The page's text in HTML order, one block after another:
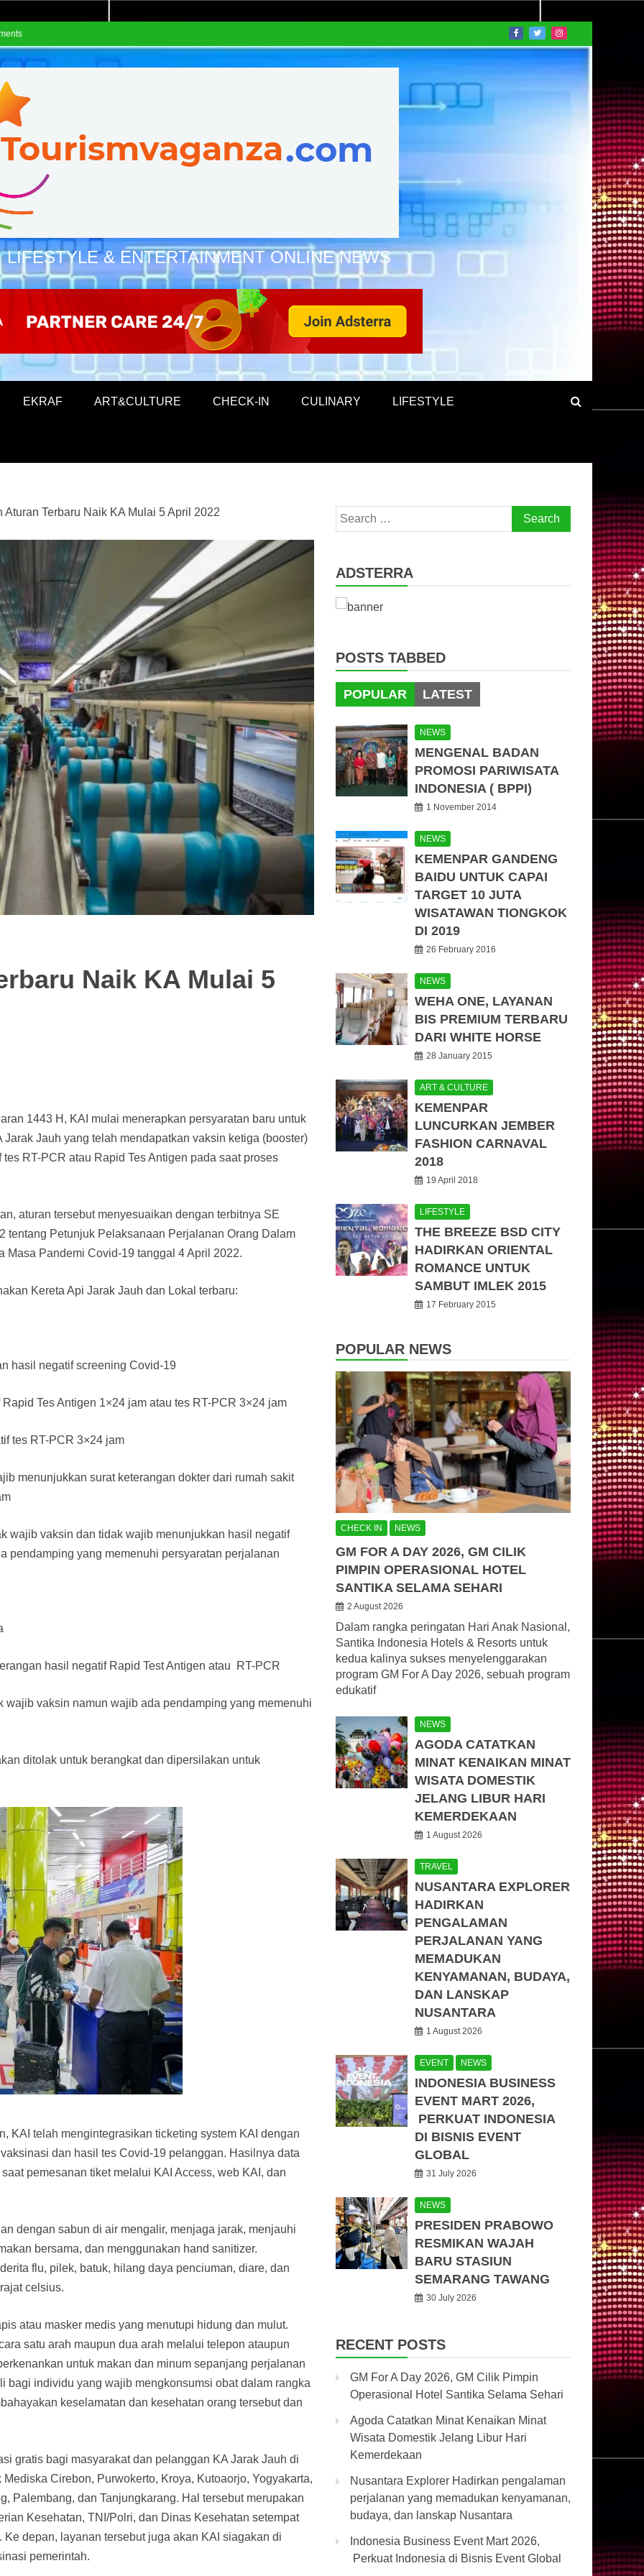
LIFESTYLE & ENTERTAINMENT ONLINE NEWS
EKRAF ART&CULTURE CHECK-IN CULINARY LIFESTYLE
Aturan Terbaru Naik KA Mulai 5 April 2022
Naik KA Mulai 5
1443 H, KAI mulai menerapkan persyaratan baru untuk
Jauh yang telah mendapatkan vaksin ketiga (booster)
RT-PCR atau Rapid Tes Antigen pada saat proses
aturan tersebut menyesuaikan dengan terbitnya SE
tentang Petunjuk Pelaksanaan Perjalanan Orang Dalam
Pandemi Covid-19 tanggal 4 April 2022.
Kereta Api Jarak Jauh dan Lokal terbaru:
hasil negatif screening Covid-19
Tes Antigen 1×24 jam atau tes RT-PCR 3×24 jam
tes RT-PCR 3×24 jam
menunjukkan surat keterangan dokter dari rumah sakit
wajib vaksin dan tidak wajib menunjukkan hasil negatif
pendamping yang memenuhi persyaratan perjalanan
hasil negatif Rapid Test Antigen atau RT-PCR
vaksin namun wajib ada pendamping yang memenuhi
ditolak untuk berangkat dan dipersilakan untuk
KAI telah mengintegrasikan ticketing system KAI dengan
dan hasil tes Covid-19 pelanggan. Hasilnya data
pemesanan tiket melalui KAI Access, web KAI, dan
dengan sabun di air mengalir, menjaga jarak, menjauhi
bersama, dan menggunakan hand sanitizer.
flu, pilek, batuk, hilang daya penciuman, diare, dan
celsius.
atau masker medis yang menutupi hidung dan mulut.
satu arah maupun dua arah melalui telepon ataupun
untuk makan dan minum sepanjang perjalanan
bagi individu yang wajib mengkonsumsi obat dalam rangka
keselamatan dan kesehatan orang tersebut dan
gratis bagi masyarakat dan pelanggan KA Jarak Jauh di
Cirebon, Purwokerto, Kroya, Kutoaorjo, Yogyakarta,
Palembang, dan Tanjungkarang. Hal tersebut merupakan
Kesehatan, TNI/Polri, dan Dinas Kesehatan setempat
depan, layanan tersebut juga akan KAI siagakan di
pemerintah.
Search
for:
ADSTERRA
POSTS TABBED
POPULAR LATEST
NEWS
MENGENAL BADAN
PROMOSI PARIWISATA
INDONESIA ( BPPI)
1 November 2014
NEWS
KEMENPAR GANDENG
BAIDU UNTUK CAPAI
TARGET 10 JUTA
WISATAWAN TIONGKOK
DI 2019
26 February 2016
NEWS
WEHA ONE, LAYANAN
BIS PREMIUM TERBARU
DARI WHITE HORSE
28 January 2015
ART & CULTURE
KEMENPAR
LUNCURKAN JEMBER
FASHION CARNAVAL
2018
19 April 2018
LIFESTYLE
THE BREEZE BSD CITY
HADIRKAN ORIENTAL
ROMANCE UNTUK
SAMBUT IMLEK 2015
17 February 2015
POPULAR NEWS
CHECK IN NEWS
GM FOR A DAY 2026, GM CILIK
PIMPIN OPERASIONAL HOTEL
SANTIKA SELAMA SEHARI
2 August 2026
Dalam rangka peringatan Hari Anak Nasional,
Santika Indonesia Hotels & Resorts untuk
kedua kalinya sukses menyelenggarakan
program GM For A Day 2026, sebuah program
edukatif
NEWS
AGODA CATATKAN
MINAT KENAIKAN MINAT
WISATA DOMESTIK
JELANG LIBUR HARI
KEMERDEKAAN
1 August 2026
TRAVEL
NUSANTARA EXPLORER
HADIRKAN
PENGALAMAN
PERJALANAN YANG
MEMADUKAN
KENYAMANAN, BUDAYA,
DAN LANSKAP
NUSANTARA
1 August 2026
EVENT NEWS
INDONESIA BUSINESS
EVENT MART 2026,
PERKUAT INDONESIA
DI BISNIS EVENT
GLOBAL
31 July 2026
NEWS
PRESIDEN PRABOWO
RESMIKAN WAJAH
BARU STASIUN
SEMARANG TAWANG
30 July 2026
RECENT POSTS
GM For A Day 2026, GM Cilik Pimpin
Operasional Hotel Santika Selama Sehari
Agoda Catatkan Minat Kenaikan Minat
Wisata Domestik Jelang Libur Hari
Kemerdekaan
Nusantara Explorer Hadirkan pengalaman
perjalanan yang memadukan kenyamanan,
budaya, dan lanskap Nusantara
Indonesia Business Event Mart 2026,
Perkuat Indonesia di Bisnis Event Global